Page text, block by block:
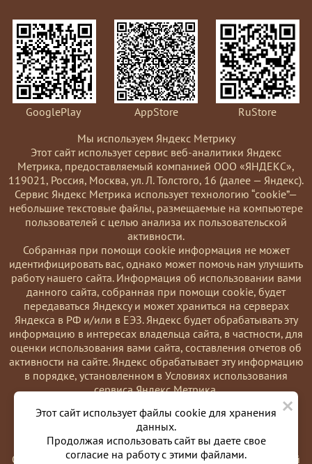
×
Этот сайт использует файлы cookie для хранения
данных.
Продолжая использовать сайт вы даете свое
согласие на работу с этими файлами.
GooglePlay AppStore
RuStore
Мы используем Яндекс Метрику
Этот сайт использует сервис веб-аналитики Яндекс
Метрика, предоставляемый компанией ООО «ЯНДЕКС»,
119021, Россия, Москва, ул. Л. Толстого, 16 (далее — Яндекс).
Сервис Яндекс Метрика использует технологию “cookie”—
небольшие текстовые файлы, размещаемые на компьютере
пользователей с целью анализа их пользовательской
активности.
Coбранная при помощи cookie информация не может
идентифицировать вас, однако может помочь нам улучшить
работу нашего сайта. Информация об использовании вами
данного сайта, собранная при помощи cookie, будет
передаваться Яндексу и может храниться на серверах
Яндекса в РФ и/или в ЕЭЗ. Яндекс будет обрабатывать эту
информацию в интересах владельца сайта, в частности, для
оценки использования вами сайта, составления отчетов об
активности на сайте. Яндекс обрабатывает эту информацию
в порядке, установленном в Условиях использования
сервиса Яндекс Метрика.
Вы можете отказаться от использования cookies, выбрав
соответствующие настройки в браузере. Также вы можете
использовать инструмент —
https://yandex.ru/support/metrika/general/opt-out.html
Однако это может повлиять на работу некоторых функций